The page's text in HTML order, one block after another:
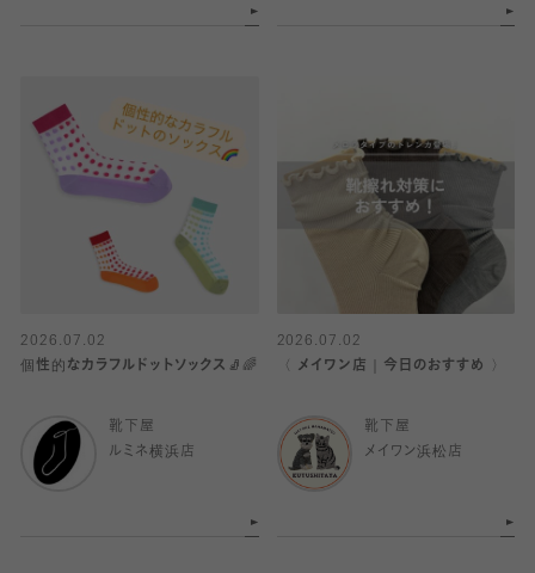
2026.07.02
個性的なカラフルドットソックス🧦🌈
靴下屋
ルミネ横浜店
2026.07.02
〈 メイワン店｜今日のおすすめ 〉
靴下屋
メイワン浜松店